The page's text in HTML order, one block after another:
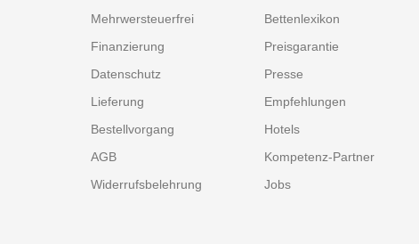
Mehrwersteuerfrei
Finanzierung
Datenschutz
Lieferung
Bestellvorgang
AGB
Widerrufsbelehrung
Bettenlexikon
Preisgarantie
Presse
Empfehlungen
Hotels
Kompetenz-Partner
Jobs